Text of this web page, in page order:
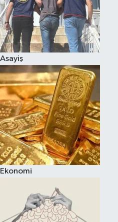
Asayiş
Ekonomi